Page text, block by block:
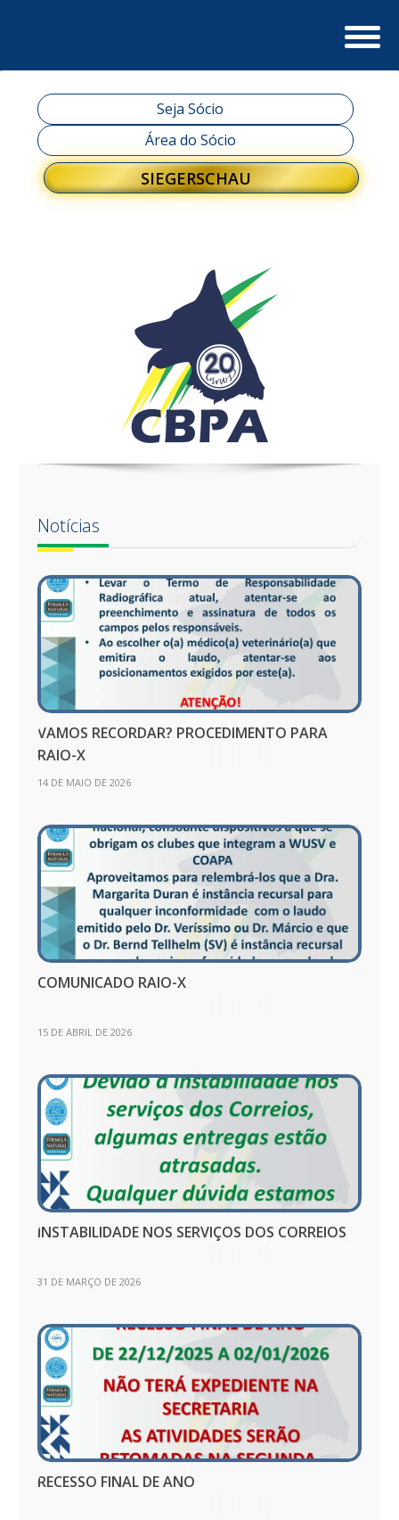
Seja Sócio
Área do Sócio
SIEGERSCHAU
Notícias
VAMOS RECORDAR? PROCEDIMENTO PARA
RAIO-X
14 DE MAIO DE 2026
COMUNICADO RAIO-X
15 DE ABRIL DE 2026
INSTABILIDADE NOS SERVIÇOS DOS CORREIOS
31 DE MARÇO DE 2026
RECESSO FINAL DE ANO